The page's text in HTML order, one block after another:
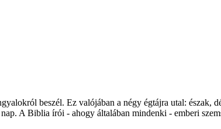
beszél. Ez valójában a négy égtájra utal: észak,
A Biblia írói - ahogy általában mindenki - emberi